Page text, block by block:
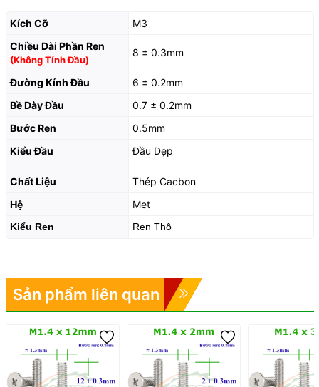
Kích Cỡ
M3
Chiều Dài Phần Ren
(Không Tính Đầu)
8 ± 0.3mm
Đường Kính Đầu
6 ± 0.2mm
Bề Dày Đầu
0.7 ± 0.2mm
Bước Ren
0.5mm
Kiểu Đầu
Đầu Dẹp
Chất Liệu
Thép Cacbon
Hệ
Met
Kiểu Ren Ren Thô
Sản phẩm liên quan